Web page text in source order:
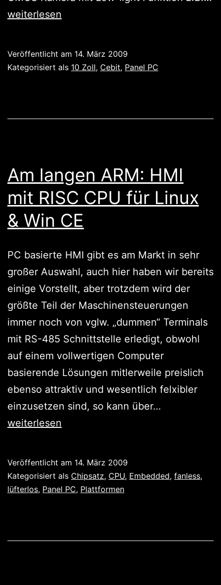
AFL
auch
weiterlesen
Veröffentlicht am 14. März 2009
Kategorisiert als 10 Zoll, Cebit, Panel PC
Am langen ARM: HMI
mit RISC CPU für Linux
& Win CE
PC basierte HMI gibt es am Markt in sehr
großer Auswahl, auch hier haben wir bereits
einige Vorstellt, aber trotzdem wird der
größte Teil der Maschinensteuerungen
immer noch von vglw. „dummen“ Terminals
mit RS-485 Schnittstelle erledigt, obwohl
auf einem vollwertigen Computer
basierende Lösungen mitlerweile preislich
ebenso attraktiv und wesentlich felxibler
einzusetzen sind, so kann über…
mit
Linux
weiterlesen
Veröffentlicht am 14. März 2009
Kategorisiert als Chipsatz, CPU, Embedded, fanless,
lüfterlos, Panel PC, Plattformen